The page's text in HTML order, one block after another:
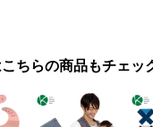
ちらの商品もチェッ